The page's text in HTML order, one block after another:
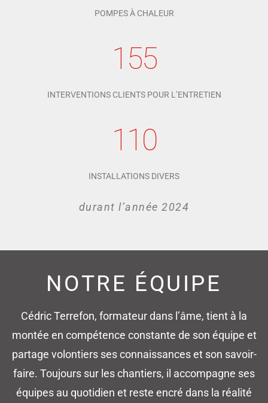
POMPES À CHALEUR
155
INTERVENTIONS CLIENTS POUR L’ENTRETIEN
110
INSTALLATIONS DIVERS
durant l’année 2024
NOTRE ÉQUIPE
Cédric Terrefon, formateur dans l’âme, tient à la
montée en compétence constante de son équipe et
partage volontiers ses connaissances et son savoir-
faire. Toujours sur les chantiers, il accompagne ses
équipes au quotidien et reste encré dans la réalité